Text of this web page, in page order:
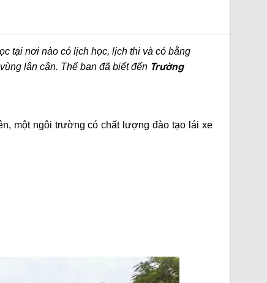
tại nơi nào có lịch học, lịch thi và có bằng
lân cận. Thế bạn đã biết đến Trường
, một ngôi trường có chất lượng đào tạo lái xe